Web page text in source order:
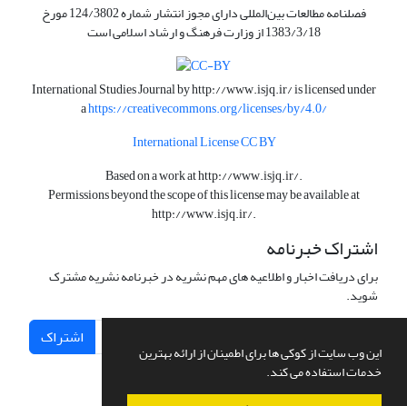
این وب سایت از کوکی ها برای اطمینان از ارائه بهترین
خدمات استفاده می کند.
فصلنامه مطالعات بین‌المللی دارای مجوز انتشار شماره 124/3802 مورخ
1383/3/18 از وزارت فرهنگ و ارشاد اسلامی است
International Studies Journal byhttp://www.isjq.ir/is licensed under
ahttps://creativecommons.org/licenses/by/4.0/
International License CC BY
Based on a work athttp://www.isjq.ir/.
Permissions beyond the scope of this license may be available at
http://www.isjq.ir/.
اشتراک خبرنامه
برای دریافت اخبار و اطلاعیه های مهم نشریه در خبرنامه نشریه مشترک
شوید.
اشتراک